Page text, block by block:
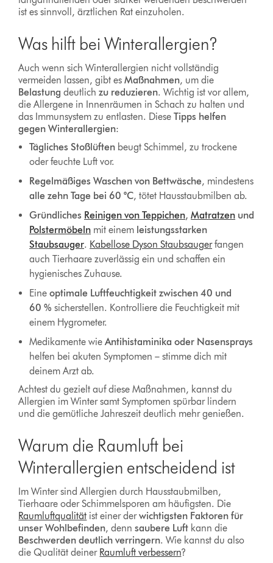
ist es sinnvoll, ärztlichen Rat einzuholen.
Was hilft bei Winterallergien?
Auch wenn sich Winterallergien nicht vollständig
vermeiden lassen, gibt esMaßnahmen, um die
Belastungdeutlich zu reduzieren. Wichtig ist vor allem,
die Allergene in Innenräumen in Schach zu halten und
das Immunsystem zu entlasten. DieseTipps helfen
gegen Winterallergien:
Tägliches Stoßlüften beugt Schimmel, zu trockene
oder feuchte Luft vor.
Regelmäßiges Waschen von Bettwäsche, mindestens
alle zehn Tage bei 60 °C, tötet Hausstaubmilben ab.
Gründliches Reinigen von Teppichen,Matratzen und
Polstermöbeln mit einem leistungsstarken
Staubsauger. Kabellose Dyson Staubsaugerfangen
auch Tierhaare zuverlässig ein und schaffen ein
hygienisches Zuhause.
Eineoptimale Luftfeuchtigkeit zwischen 40 und
60 % sicherstellen. Kontrolliere die Feuchtigkeit mit
einem Hygrometer.
Medikamente wieAntihistaminika oder Nasensprays
helfen bei akuten Symptomen – stimme dich mit
deinem Arzt ab.
Achtest du gezielt auf diese Maßnahmen, kannst du
Allergien im Winter samt Symptomen spürbar lindern
und die gemütliche Jahreszeit deutlich mehr genießen.
Warum die Raumluft bei
Winterallergien entscheidend ist
Im Winter sind Allergien durch Hausstaubmilben,
Tierhaare oder Schimmelsporen am häufigsten. Die
Raumluftqualität ist einer derwichtigsten Faktoren für
unser Wohlbefinden, dennsaubere Luft kann die
Beschwerden deutlich verringern. Wie kannst du also
die Qualität deiner Raumluft verbessern?